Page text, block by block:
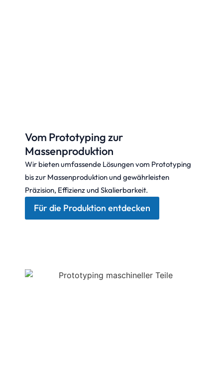
Vom Prototyping zur
Massenproduktion
Wir bieten umfassende Lösungen vom Prototyping
bis zur Massenproduktion und gewährleisten
Präzision, Effizienz und Skalierbarkeit.
Für die Produktion entdecken